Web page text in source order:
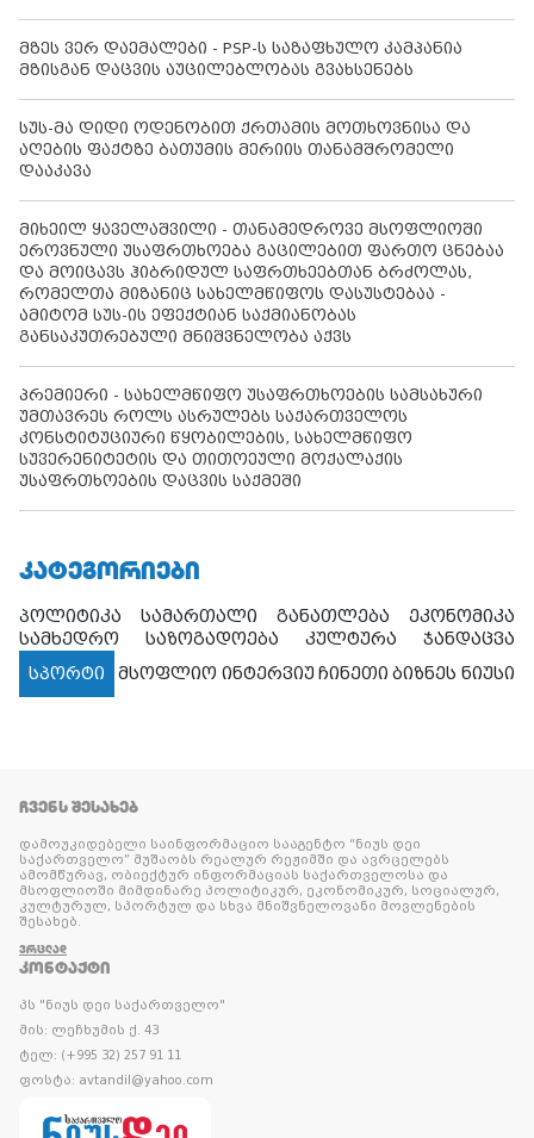
მზეს ვერ დაემალები - PSP-ს საზაფხულო კამპანია
მზისგან დაცვის აუცილებლობას გვახსენებს
სუს-მა დიდი ოდენობით ქრთამის მოთხოვნისა და
აღების ფაქტზე ბათუმის მერიის თანამშრომელი
დააკავა
მიხეილ ყაველაშვილი - თანამედროვე მსოფლიოში
ეროვნული უსაფრთხოება გაცილებით ფართო ცნებაა
და მოიცავს ჰიბრიდულ საფრთხეებთან ბრძოლას,
რომელთა მიზანიც სახელმწიფოს დასუსტებაა -
ამიტომ სუს-ის ეფექტიან საქმიანობას
განსაკუთრებული მნიშვნელობა აქვს
პრემიერი - სახელმწიფო უსაფრთხოების სამსახური
უმთავრეს როლს ასრულებს საქართველოს
კონსტიტუციური წყობილების, სახელმწიფო
სუვერენიტეტის და თითოეული მოქალაქის
უსაფრთხოების დაცვის საქმეში
ᲙᲐᲢᲔᲒᲝᲠᲘᲔᲑᲘ
პოლიტიკა სამართალი განათლება
ეკონომიკა
სამხედრო
საზოგადოება კულტურა
ჯანდაცვა
სპორტი
მსოფლიო ინტერვიუ ჩინეთი ბიზნეს ნიუსი
ᲩᲕᲔᲜᲡ ᲨᲔᲡᲐᲮᲔᲑ
დამოუკიდებელი საინფორმაციო სააგენტო “ნიუს დეი
საქართველო” მუშაობს რეალურ რეჟიმში და ავრცელებს
ამომწურავ, ობიექტურ ინფორმაციას საქართველოსა და
მსოფლიოში მიმდინარე პოლიტიკურ, ეკონომიკურ, სოციალურ,
კულტურულ, სპორტულ და სხვა მნიშვნელოვანი მოვლენების
შესახებ.
ᲕᲠᲪᲚᲐᲓ
ᲙᲝᲜᲢᲐᲥᲢᲘ
პს "ნიუს დეი საქართველო"
მის: ლეჩხუმის ქ. 43
ტელ: (+995 32) 257 91 11
ფოსტა: avtandil@yahoo.com